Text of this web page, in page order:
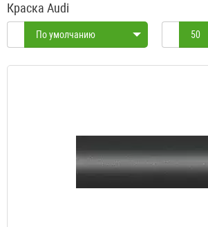
Краска Audi
По умолчанию 50